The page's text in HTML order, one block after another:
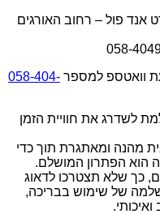
פול – רחוב האורגים
וואטספ למספר 058-404-
לשדרג את חוויית הזמן
מהנה ומאתגרת תוך כדי
הוא הפתרון המושלם.
כך שלא תצטרכו לדאוג
שלמה של שימוש בבריכה,